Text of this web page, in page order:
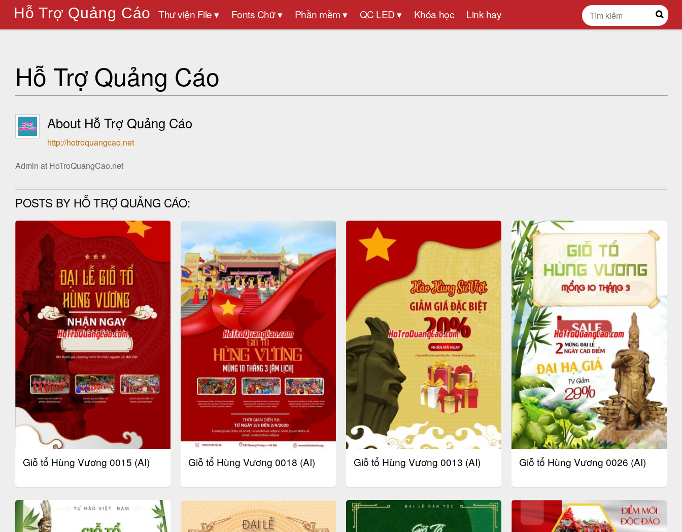
Hỗ Trợ Quảng Cáo Thư viện File ▾ Fonts Chữ ▾ Phần mềm ▾ QC LED ▾ Khóa học Link hay
Hỗ Trợ Quảng Cáo
About Hỗ Trợ Quảng Cáo
http://hotroquangcao.net
Admin at HoTroQuangCao.net
POSTS BY HỖ TRỢ QUẢNG CÁO:
Giỗ tổ Hùng Vương 0015 (AI) Giỗ tổ Hùng Vương 0018 (AI) Giỗ tổ Hùng Vương 0013 (AI) Giỗ tổ Hùng Vương 0026 (AI)